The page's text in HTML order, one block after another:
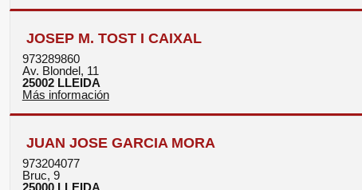
JOSEP M. TOST I CAIXAL
973289860
Av. Blondel, 11
25002 LLEIDA
Más información
JUAN JOSE GARCIA MORA
973204077
Bruc, 9
25000 LLEIDA